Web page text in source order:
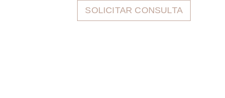
SOLICITAR CONSULTA